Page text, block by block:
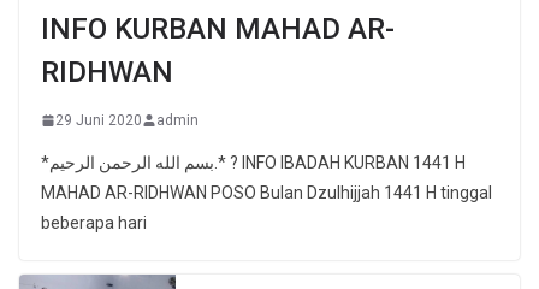
INFO KURBAN MAHAD AR-
RIDHWAN
29 Juni 2020 admin
*بسم الله الرحمن الرحيم.* ? INFO IBADAH KURBAN 1441 H
MAHAD AR-RIDHWAN POSO Bulan Dzulhijjah 1441 H tinggal
beberapa hari